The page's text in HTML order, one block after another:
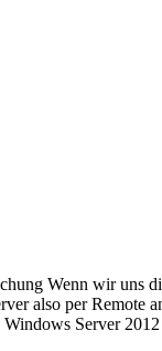
Wenn wir uns
also per Remote
Server 2012